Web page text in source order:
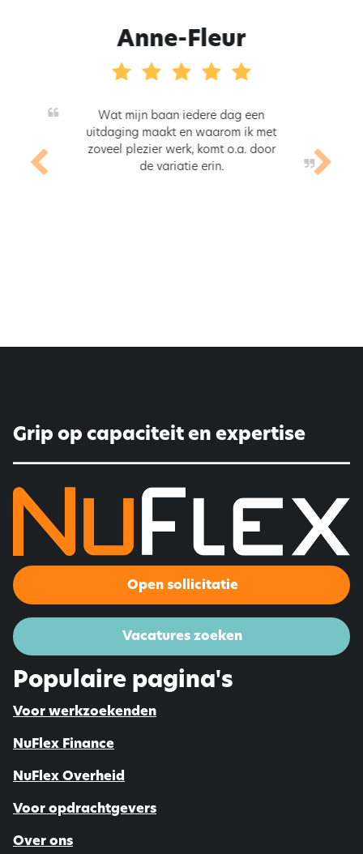
Anne-Fleur
Wat mijn baan iedere dag een
uitdaging maakt en waarom ik met
zoveel plezier werk, komt o.a. door
de variatie erin.
Grip op capaciteit en expertise
Open sollicitatie
Vacatures zoeken
Populaire pagina's
Voor werkzoekenden
NuFlex Finance
NuFlex Overheid
Voor opdrachtgevers
Over ons